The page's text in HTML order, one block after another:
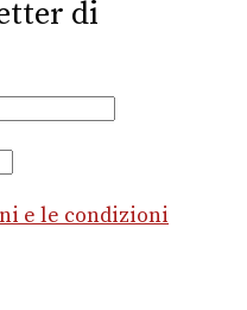
di
e le condizioni